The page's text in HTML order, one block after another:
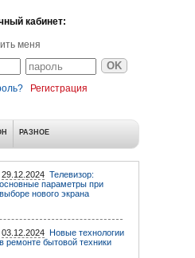
кабинет:
меня
Регистрация
РАЗНОЕ
29.12.2024 Телевизор:
основные параметры при
выборе нового экрана
03.12.2024 Новые технологии
в ремонте бытовой техники